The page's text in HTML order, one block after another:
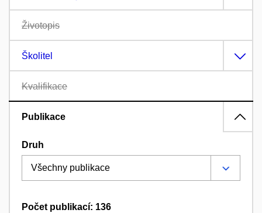
Životopis
Školitel
Kvalifikace
Publikace
Druh
Počet publikací: 136